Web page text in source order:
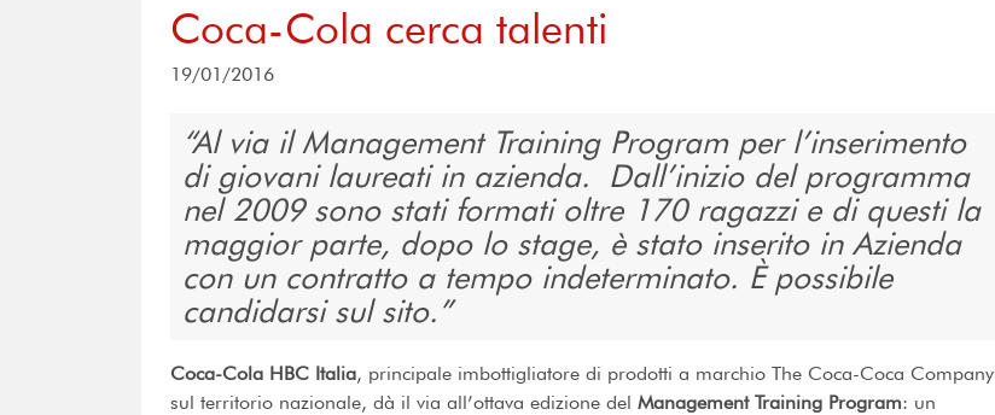
Coca-Cola cerca talenti
19/01/2016
Al via il Management Training Program per l’inserimento
di giovani laureati in azienda. Dall’inizio del programma
nel 2009 sono stati formati oltre 170 ragazzi e di questi la
maggior parte, dopo lo stage, è stato inserito in Azienda
con un contratto a tempo indeterminato. È possibile
candidarsi sul sito.
Coca-Cola HBC Italia, principale imbottigliatore di prodotti a marchio The Coca-Coca Company
sul territorio nazionale, dà il via all’ottava edizione del Management Training Program: un